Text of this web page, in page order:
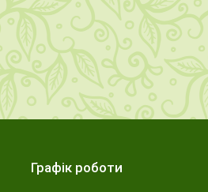
Графік роботи